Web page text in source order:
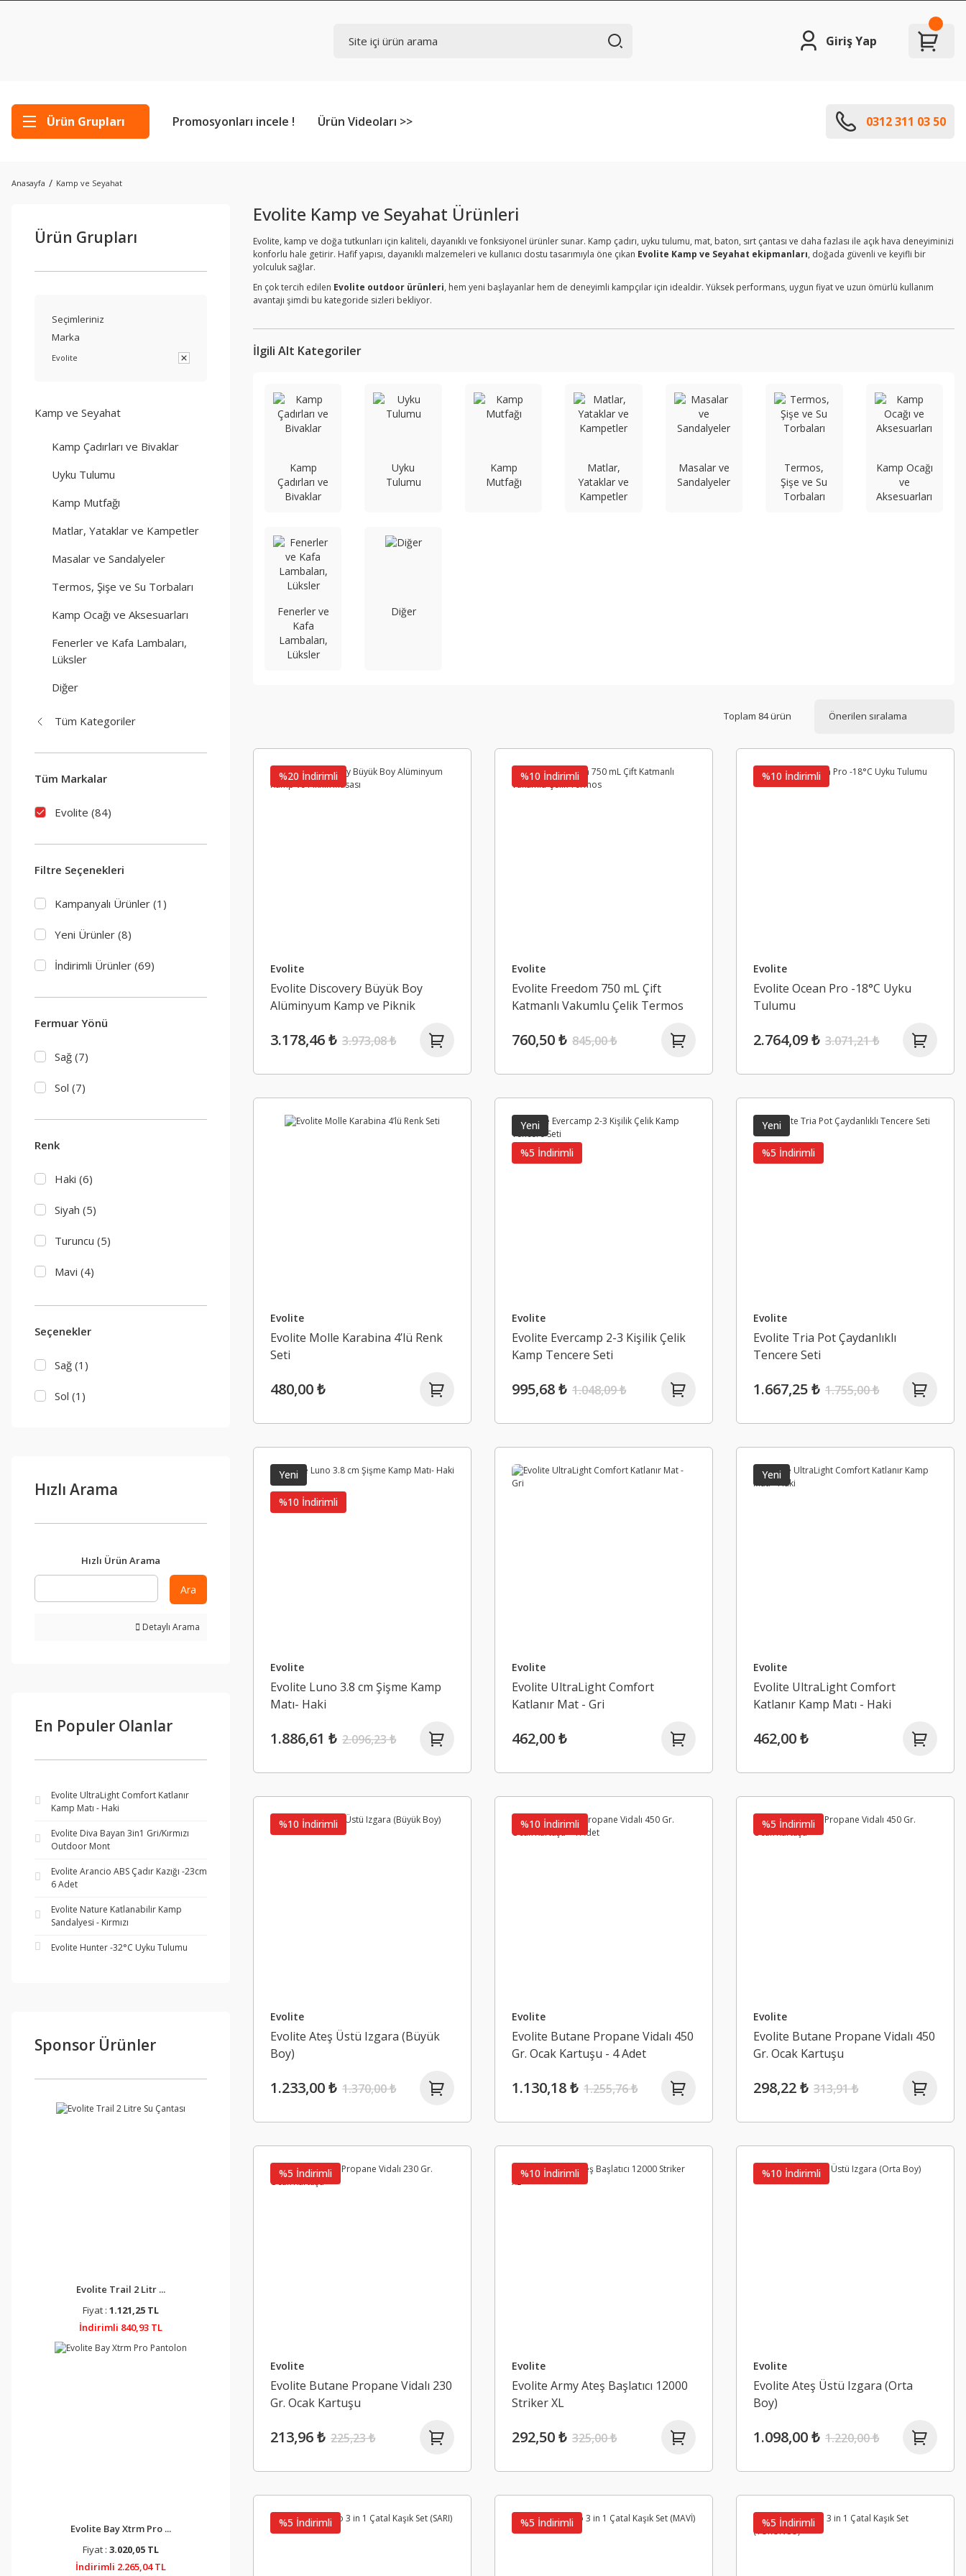
Giriş Yap
Ürün Grupları Promosyonları incele ! Ürün Videoları >> 0312 311 03 50
Anasayfa Kamp ve Seyahat
Ürün Grupları
Seçimleriniz
Marka
Evolite
Kamp ve Seyahat
Kamp Çadırları ve Bivaklar
Uyku Tulumu
Kamp Mutfağı
Matlar, Yataklar ve Kampetler
Masalar ve Sandalyeler
Termos, Şişe ve Su Torbaları
Kamp Ocağı ve Aksesuarları
Fenerler ve Kafa Lambaları,
Lüksler
Diğer
Tüm Kategoriler
Tüm Markalar
Evolite (84)
Filtre Seçenekleri
Kampanyalı Ürünler (1)
Yeni Ürünler (8)
İndirimli Ürünler (69)
Fermuar Yönü
Sağ (7)
Sol (7)
Renk
Haki (6)
Siyah (5)
Turuncu (5)
Mavi (4)
Bej (3)
Gri (3)
Kırmızı (3)
Yeşil (Fıstık Yeşili) (3)
Yeşil (1)
Seçenekler
Sağ (1)
Sol (1)
Hızlı Arama
Hızlı Ürün Arama
Ara
Detaylı Arama
En Populer Olanlar
Evolite UltraLight Comfort Katlanır
Kamp Matı - Haki
Evolite Diva Bayan 3in1 Gri/Kırmızı
Outdoor Mont
Evolite Arancio ABS Çadır Kazığı -23cm
6 Adet
Evolite Nature Katlanabilir Kamp
Sandalyesi - Kırmızı
Evolite Hunter -32°C Uyku Tulumu
Sponsor Ürünler
Evolite Trail 2 Litr ...
Fiyat : 1.121,25 TL
İndirimli 840,93 TL
Evolite Bay Xtrm Pro ...
Fiyat : 3.020,05 TL
İndirimli 2.265,04 TL
Evolite Kamp ve Seyahat Ürünleri
Evolite, kamp ve doğa tutkunları için kaliteli, dayanıklı vefonksiyonel ürünler sunar. Kamp çadırı, uyku tulumu, mat, baton, sırt çantası ve dahafazlası ile açık hava deneyiminizi
konforlu hale getirir. Hafifyapısı, dayanıklı malzemeleri ve kullanıcı dostu tasarımıyla öne çıkan Evolite Kamp ve Seyahat ekipmanları, doğada güvenli ve keyifli bir
yolculuk sağlar.
En çoktercih edilen Evolite outdoor ürünleri, hem yeni başlayanlar hem de deneyimli kampçılar için idealdir. Yüksek performans, uygun fiyatve uzun ömürlü kullanım
avantajı şimdi bu kategoride sizleri bekliyor.
İlgili Alt Kategoriler
Kamp
Çadırları ve
Bivaklar
Uyku
Tulumu
Kamp
Mutfağı
Matlar,
Yataklar ve
Kampetler
Masalar ve
Sandalyeler
Termos,
Şişe ve Su
Torbaları
Kamp Ocağı
ve
Aksesuarları
Fenerler ve
Kafa
Lambaları,
Lüksler
Diğer
Toplam 84 ürün
%20 İndirimli
Evolite
Evolite Discovery Büyük Boy
Alüminyum Kamp ve Piknik
3.178,46 ₺ 3.973,08 ₺
%10 İndirimli
Evolite
Evolite Freedom 750 mL Çift
Katmanlı Vakumlu Çelik Termos
760,50 ₺ 845,00 ₺
%10 İndirimli
Evolite
Evolite Ocean Pro -18°C Uyku
Tulumu
2.764,09 ₺ 3.071,21 ₺
Evolite
Evolite Molle Karabina 4’lü Renk
Seti
480,00 ₺
Yeni
%5 İndirimli
Evolite
Evolite Evercamp 2-3 Kişilik Çelik
Kamp Tencere Seti
995,68 ₺ 1.048,09 ₺
Yeni
%5 İndirimli
Evolite
Evolite Tria Pot Çaydanlıklı
Tencere Seti
1.667,25 ₺ 1.755,00 ₺
Yeni
%10 İndirimli
Evolite
Evolite Luno 3.8 cm Şişme Kamp
Matı- Haki
1.886,61 ₺ 2.096,23 ₺
Evolite
Evolite UltraLight Comfort
Katlanır Mat - Gri
462,00 ₺
Yeni
Evolite
Evolite UltraLight Comfort
Katlanır Kamp Matı - Haki
462,00 ₺
%10 İndirimli
Evolite
Evolite Ateş Üstü Izgara (Büyük
Boy)
1.233,00 ₺ 1.370,00 ₺
%10 İndirimli
Evolite
Evolite Butane Propane Vidalı 450
Gr. Ocak Kartuşu - 4 Adet
1.130,18 ₺ 1.255,76 ₺
%5 İndirimli
Evolite
Evolite Butane Propane Vidalı 450
Gr. Ocak Kartuşu
298,22 ₺ 313,91 ₺
%5 İndirimli
Evolite
Evolite Butane Propane Vidalı 230
Gr. Ocak Kartuşu
213,96 ₺ 225,23 ₺
%10 İndirimli
Evolite
Evolite Army Ateş Başlatıcı 12000
Striker XL
292,50 ₺ 325,00 ₺
%10 İndirimli
Evolite
Evolite Ateş Üstü Izgara (Orta
Boy)
1.098,00 ₺ 1.220,00 ₺
%5 İndirimli %5 İndirimli %5 İndirimli